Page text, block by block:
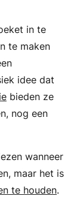
in te
te maken
idee dat
bieden ze
nog een
wanneer
maar het is
te houden.